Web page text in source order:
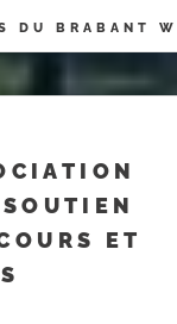
DU BRABANT
ET